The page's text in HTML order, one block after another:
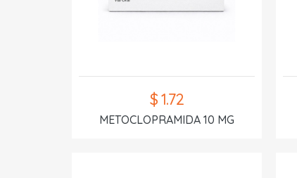
$ 1.72
METOCLOPRAMIDA 10 MG